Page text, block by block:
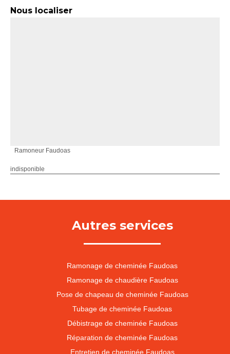
Nous localiser
Ramoneur Faudoas
indisponible
Autres services
Ramonage de cheminée Faudoas
Ramonage de chaudière Faudoas
Pose de chapeau de cheminée Faudoas
Tubage de cheminée Faudoas
Débistrage de cheminée Faudoas
Réparation de cheminée Faudoas
Entretien de cheminée Faudoas